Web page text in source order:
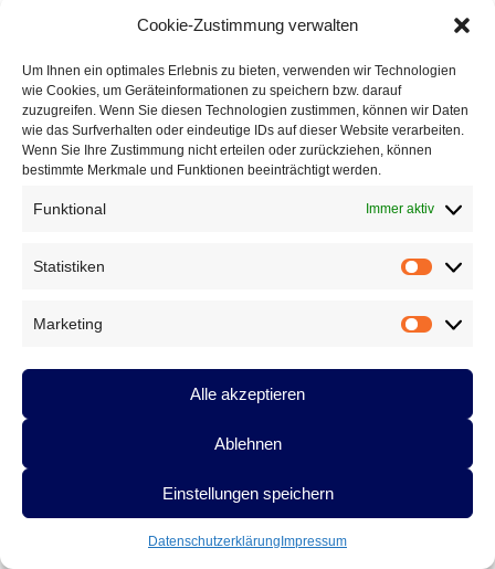
Cookie-Zustimmung verwalten
Um Ihnen ein optimales Erlebnis zu bieten, verwenden wir Technologien
wie Cookies, um Geräteinformationen zu speichern bzw. darauf
zuzugreifen. Wenn Sie diesen Technologien zustimmen, können wir Daten
wie das Surfverhalten oder eindeutige IDs auf dieser Website verarbeiten.
Wenn Sie Ihre Zustimmung nicht erteilen oder zurückziehen, können
bestimmte Merkmale und Funktionen beeinträchtigt werden.
Funktional Immer aktiv
Statistiken
Marketing
Marketing
Alle akzeptieren
Ablehnen
Einstellungen speichern
Datenschutzerklärung Impressum
Das kickt – ein Thomas-Müller-Gedichtvon Alex Dreppec,
Darmstadt (Folge 13)
Aus der Reihe »Verlierer« heute: Rooneyvon Hellmuth Opitz,
Bielefeld (Folge 11)
In letzter Sekunde(zum Spiel Schweiz – Ecuador) von Melanie
Finale Prognose
von Michael Hüttenberger, Darmstadt (Folge 1)
Pressemitteilungen
Anton G. Leitner, Gedichte
Franziska
Röchter,Fußball WM 2014 Hellmuth Opitz
,
Arzenheimer,Michael Augustin,Michael Hüttenberger,Vom
Schreiben Sie einen Kommentar